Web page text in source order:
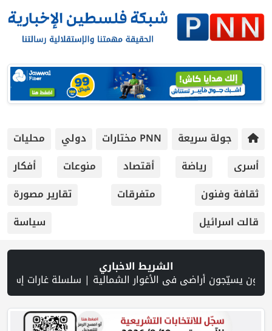
جولة سريعة PNN مختارات دولي
محليات
أسرى
رياضة أقتصاد منوعات
أفكار
ثقافة وفنون
متفرقات
تقارير مصورة
قالت اسرائيل
سياسة
الشريط الاخباري
قلنديا وتحذر من مخطط توسيعه ليطال مخيمات أخرى | (محدث) الاحتلال يواصل عدوانه على مخيم قلنديا لليوم الثاني: هدم محال تجارية ومداهمة عشرات المنازل | بسبب نقص "الذخائر".. مواجهة حادة بين ترامب ووزير حربه في كامب ديفيد | انفجاران بهرمز بالتزامن مع